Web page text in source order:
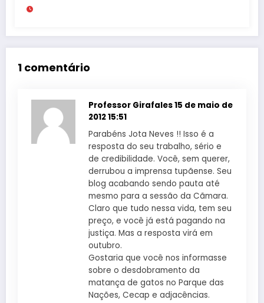
milhões
1 comentário
Professor Girafales15 de maio de
2012 15:51
Parabéns Jota Neves !! Isso é a
resposta do seu trabalho, sério e
de credibilidade. Você, sem querer,
derrubou a imprensa tupãense. Seu
blog acabando sendo pauta até
mesmo para a sessão da Cãmara.
Claro que tudo nessa vida, tem seu
preço, e você já está pagando na
justiça. Mas a resposta virá em
outubro.
Gostaria que você nos informasse
sobre o desdobramento da
matança de gatos no Parque das
Nações, Cecap e adjacências.